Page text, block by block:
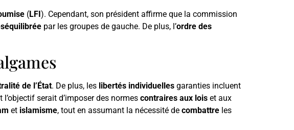
(LFI). Cependant, son président affirme que la commission
par les groupes de gauche. De plus, l’ordre des
de l’État. De plus, les libertés individuelles garanties incluent
l’objectif serait d’imposer des normes contraires aux lois et aux
et islamisme, tout en assumant la nécessité de combattre les